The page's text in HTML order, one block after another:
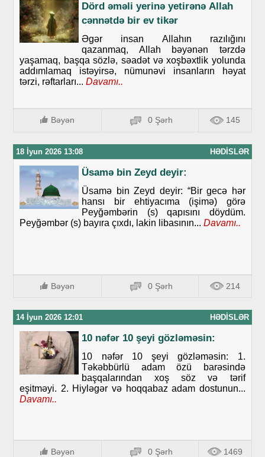
Dörd әmәli yеrinә yеtirәnə Аllаh
cәnnәtdә bir еv tikәr
Əgər insan Allahın razılığını
qazanmaq, Allah bəyənən tərzdə
yaşamaq, başqa sözlə, səadət və xoşbəxtlik yolunda
addımlamaq istəyirsə, nümunəvi insanların həyat
tərzi, rəftarları... Davamı..
Bəyən 0 Şərh 145
18 İyun 2026 13:08 HƏDISLƏR
Üsamə bin Zeyd deyir:
Üsamə bin Zeyd deyir: “Bir gecə hər
hansı bir ehtiyacıma (işimə) görə
Peyğəmbərin (s) qapısını döydüm.
Peyğəmbər (s) bayıra çıxdı, lakin libasının... Davamı..
Bəyən 0 Şərh 214
14 İyun 2026 12:01 HƏDISLƏR
10 nəfər 10 şeyi gözləməsin:
10 nəfər 10 şeyi gözləməsin: 1.
Təkəbbürlü adam özü barəsində
başqalarından xoş söz və tərif
eşitməyi. 2. Hiyləgər və hoqqabaz adam dostunun...
Davamı..
Bəyən 0 Şərh 1469